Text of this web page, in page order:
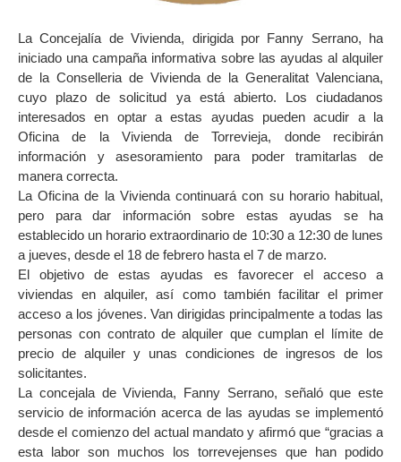
La Concejalía de Vivienda, dirigida por Fanny Serrano, ha
iniciado una campaña informativa sobre las ayudas al alquiler
de la Conselleria de Vivienda de la Generalitat Valenciana,
cuyo plazo de solicitud ya está abierto. Los ciudadanos
interesados en optar a estas ayudas pueden acudir a la
Oficina de la Vivienda de Torrevieja, donde recibirán
información y asesoramiento para poder tramitarlas de
manera correcta.
La Oficina de la Vivienda continuará con su horario habitual,
pero para dar información sobre estas ayudas se ha
establecido un horario extraordinario de 10:30 a 12:30 de lunes
a jueves, desde el 18 de febrero hasta el 7 de marzo.
El objetivo de estas ayudas es favorecer el acceso a
viviendas en alquiler, así como también facilitar el primer
acceso a los jóvenes. Van dirigidas principalmente a todas las
personas con contrato de alquiler que cumplan el límite de
precio de alquiler y unas condiciones de ingresos de los
solicitantes.
La concejala de Vivienda, Fanny Serrano, señaló que este
servicio de información acerca de las ayudas se implementó
desde el comienzo del actual mandato y afirmó que “gracias a
esta labor son muchos los torrevejenses que han podido